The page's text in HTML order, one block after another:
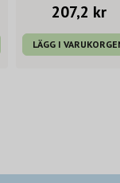
207,2 kr
LÄGG I